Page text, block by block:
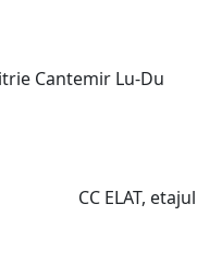
Cantemir Lu-Du
CC ELAT, etajul